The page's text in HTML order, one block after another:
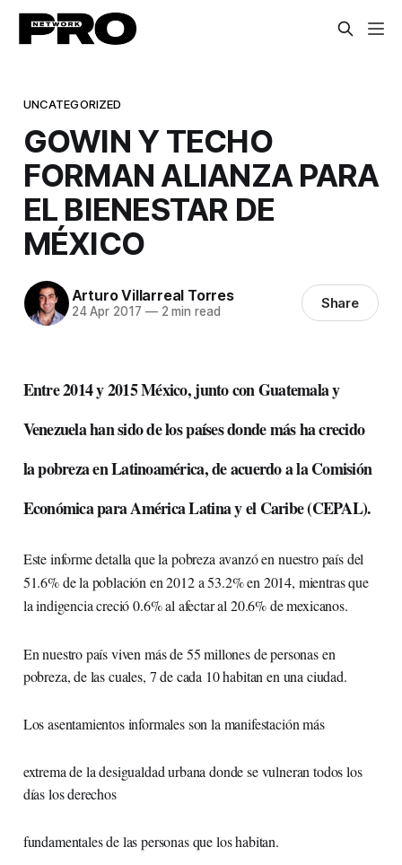
UNCATEGORIZED
GOWIN Y TECHO
FORMAN ALIANZA PARA
EL BIENESTAR DE
MÉXICO
Arturo Villarreal Torres
24 Apr 2017 —2 min read Share
Entre 2014 y 2015 México, junto con Guatemala y
Venezuela han sido de los países donde más ha crecido
la pobreza en Latinoamérica, de acuerdo a la Comisión
Económica para América Latina y el Caribe (CEPAL).
Este informe detalla que la pobreza avanzó en nuestro país del
51.6% de la población en 2012 a 53.2% en 2014, mientras que
la indigencia creció 0.6% al afectar al 20.6% de mexicanos.
En nuestro país viven más de 55 millones de personas en
pobreza, de las cuales, 7 de cada 10 habitan en una ciudad.
Los asentamientos informales son la manifestación más
extrema de la desigualdad urbana donde se vulneran todos los
días los derechos
fundamentales de las personas que los habitan.